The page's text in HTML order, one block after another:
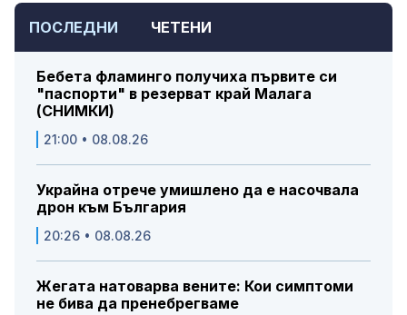
ПОСЛЕДНИ ЧЕТЕНИ
Бебета фламинго получиха първите си
"паспорти" в резерват край Малага
(СНИМКИ)
21:00 • 08.08.26
Украйна отрече умишлено да е насочвала
дрон към България
20:26 • 08.08.26
Жегата натоварва вените: Кои симптоми
не бива да пренебрегваме